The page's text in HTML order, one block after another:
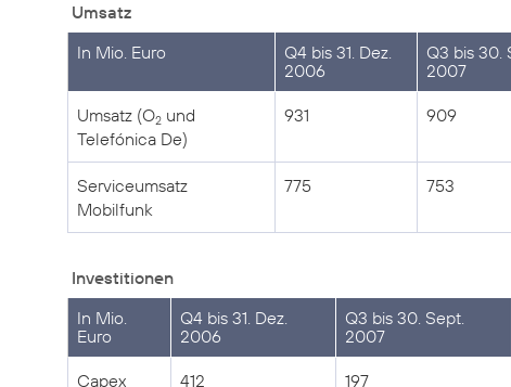
Umsatz
In Mio. Euro
Q4 bis 31. Dez.
2006
Q3 bis 30.
2007
Umsatz (O2 und
Telefónica De)
931 909
Serviceumsatz
Mobilfunk
775 753
Investitionen
In Mio.
Euro
Q4 bis 31. Dez.
2006
Q3 bis 30. Sept.
2007
Capex 412 197